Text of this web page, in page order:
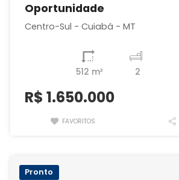
Oportunidade
Centro-Sul - Cuiabá - MT
512 m² 2
R$ 1.650.000
FAVORITOS
Pronto